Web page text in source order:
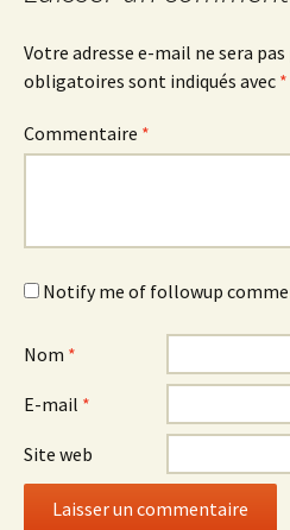
Votre adresse e-mail ne sera
obligatoires sont indiqués avec *
Commentaire *
Notify me of followup
Nom *
E-mail *
Site web